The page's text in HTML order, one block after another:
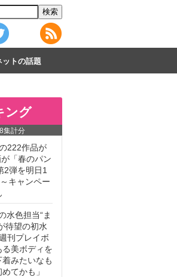
ットの話題
ング
集計分
222作品が
「春のパン
2弾を明日1
キャンペー
水色担当“ま
待望の初水
刊プレイボ
美ボディを
みたいなも
てかも」